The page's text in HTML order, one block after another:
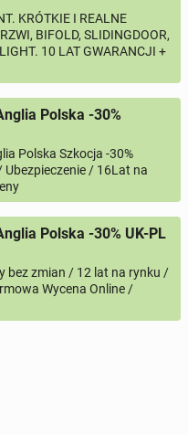
KRÓTKIE I REALNE
BIFOLD, SLIDINGDOOR,
10 LAT GWARANCJI +
Polska -30%
Polska Szkocja -30%
/ 16Lat na
Polska -30% UK-PL
bez zmian / 12 lat na rynku /
Wycena Online /